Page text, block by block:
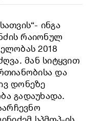
ინგა
რაიონულ
2018
მან სიტყვით
და
დონეზე
გადაუხადა.